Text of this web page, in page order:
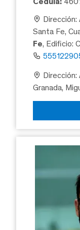
Dirección:
Santa Fe,
Fe, Edificio:
Dirección:
Granada,